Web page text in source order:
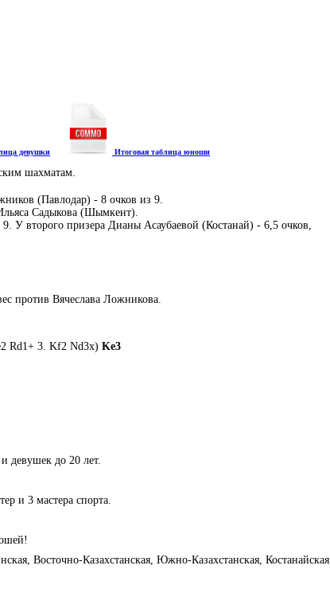
девушки Итоговая таблица юноши
шахматам.
(Павлодар) - 8 очков из 9.
Садыкова (Шымкент).
У второго призера Дианы Асаубаевой (Костанай) - 6,5 очков,
против Вячеслава Ложникова.
Rd1+ 3. Kf2 Nd3x) Ke3
девушек до 20 лет.
и 3 мастера спорта.
Восточно-Казахстанская, Южно-Казахстанская, Костанайская,